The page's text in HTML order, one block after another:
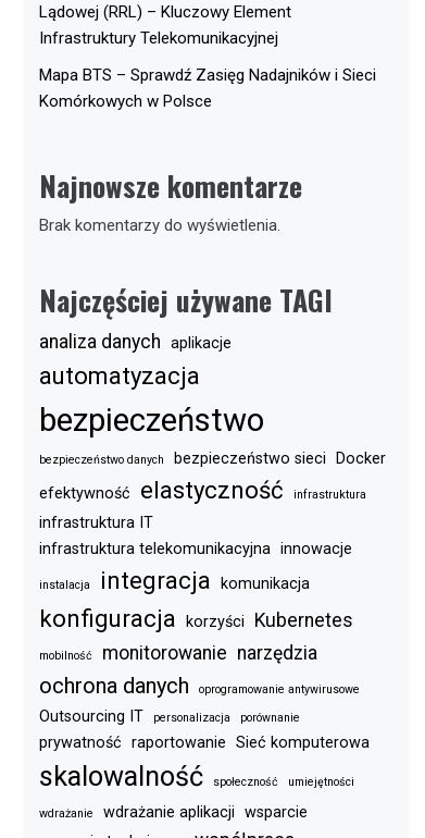
Lądowej (RRL) – Kluczowy Element
Infrastruktury Telekomunikacyjnej
Mapa BTS – Sprawdź Zasięg Nadajników i Sieci
Komórkowych w Polsce
Najnowsze komentarze
Brak komentarzy do wyświetlenia.
Najczęściej używane TAGI
analiza danych aplikacje
automatyzacja
bezpieczeństwo
bezpieczeństwo danych bezpieczeństwo sieci
Docker
efektywność
elastyczność infrastruktura
infrastruktura IT
infrastruktura telekomunikacyjna innowacje
instalacja integracja komunikacja
konfiguracja korzyści Kubernetes
mobilność monitorowanie narzędzia
ochrona danych oprogramowanie antywirusowe
Outsourcing IT personalizacja porównanie
prywatność raportowanie Sieć komputerowa
skalowalność społeczność umiejętności
wdrażanie wdrażanie aplikacji wsparcie